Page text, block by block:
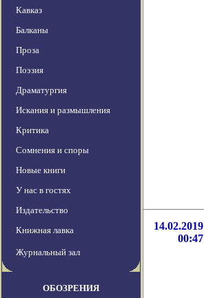
Кавказ
Балканы
Проза
Поэзия
Драматургия
Искания и размышления
Критика
Сомнения и споры
Новые книги
У нас в гостях
Издательство
Книжная лавка
Журнальный зал
ОБОЗРЕНИЯ
14.02.2019
00:47